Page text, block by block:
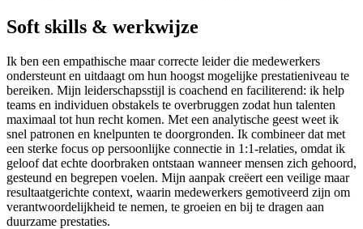
Soft skills & werkwijze
Ik ben een empathische maar correcte leider die medewerkers
ondersteunt en uitdaagt om hun hoogst mogelijke prestatieniveau te
bereiken. Mijn leiderschapsstijl is coachend en faciliterend: ik help
teams en individuen obstakels te overbruggen zodat hun talenten
maximaal tot hun recht komen. Met een analytische geest weet ik
snel patronen en knelpunten te doorgronden. Ik combineer dat met
een sterke focus op persoonlijke connectie in 1:1-relaties, omdat ik
geloof dat echte doorbraken ontstaan wanneer mensen zich gehoord,
gesteund en begrepen voelen. Mijn aanpak creëert een veilige maar
resultaatgerichte context, waarin medewerkers gemotiveerd zijn om
verantwoordelijkheid te nemen, te groeien en bij te dragen aan
duurzame prestaties.